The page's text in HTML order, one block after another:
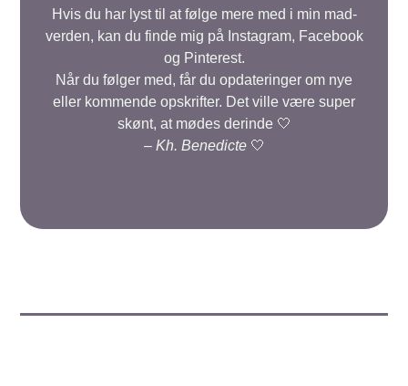
Hvis du har lyst til at følge mere med i min mad-
verden, kan du finde mig på Instagram, Facebook
og Pinterest.
Når du følger med, får du opdateringer om nye
eller kommende opskrifter. Det ville være super
skønt, at mødes derinde 🤍
– Kh. Benedicte🤍